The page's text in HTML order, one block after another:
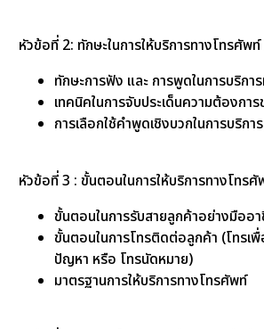
หัวข้อที่ 2: ทักษะในการให้บริการทางโทรศั
ทักษะการฟัง และ การพูดในการบริกา
เทคนิคในการจับประเด็นความต้องกา
การเลือกใช้คำพูดเชิงบวกในการบริกา
หัวข้อที่ 3 : ขั้นตอนในการให้บริการทางโทร
ขั้นตอนในการรับสายลูกค้าอย่างมืออ
ขั้นตอนในการโทรติดต่อลูกค้า (โทรเ
ปัญหา หรือ โทรนัดหมาย)
มาตรฐานการให้บริการทางโทรศัพท์